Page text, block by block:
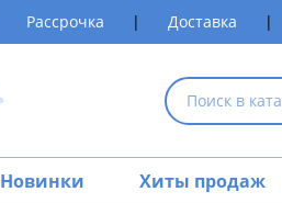
Рассрочка | Доставка |
Новинки Хиты продаж